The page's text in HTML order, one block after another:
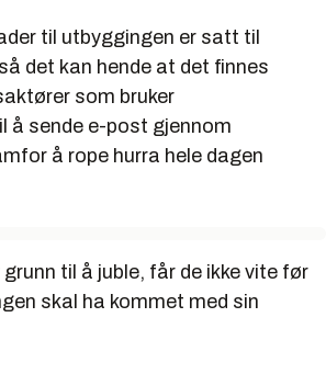
til utbyggingen er satt til
det kan hende at det finnes
som bruker
å sende e-post gjennom
å rope hurra hele dagen
til å juble, får de ikke vite før
skal ha kommet med sin